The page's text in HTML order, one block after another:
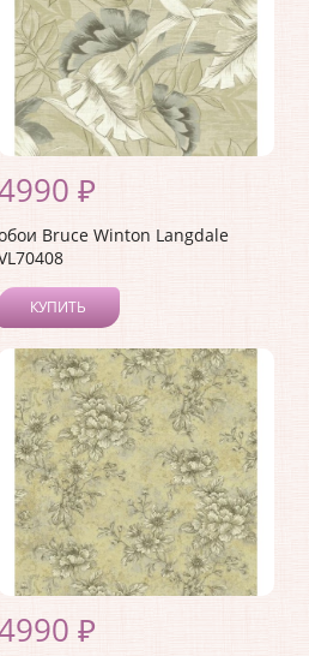
₽
Bruce Winton Langdale
КУПИТЬ
₽